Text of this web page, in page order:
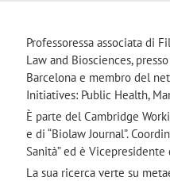
Professoressa associata di
Law and Biosciences,
Barcelona e membro del
Initiatives: Public Health,
È parte del Cambridge
e di “Biolaw Journal”.
Sanità” ed è
La sua ricerca verte su